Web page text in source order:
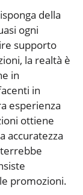
della
ogni
supporto
la realtà è
in
in
esperienza
ottiene
accuratezza
promozioni.